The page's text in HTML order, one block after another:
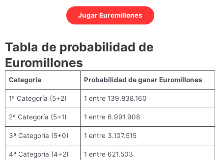
Jugar Euromillones
Tabla de probabilidad de
Euromillones
Categoría Probabilidad de ganar Euromillones
1ª Categoría (5+2) 1 entre 139.838.160
2ª Categoría (5+1) 1 entre 6.991.908
3ª Categoría (5+0) 1 entre 3.107.515
4ª Categoría (4+2) 1 entre 621.503